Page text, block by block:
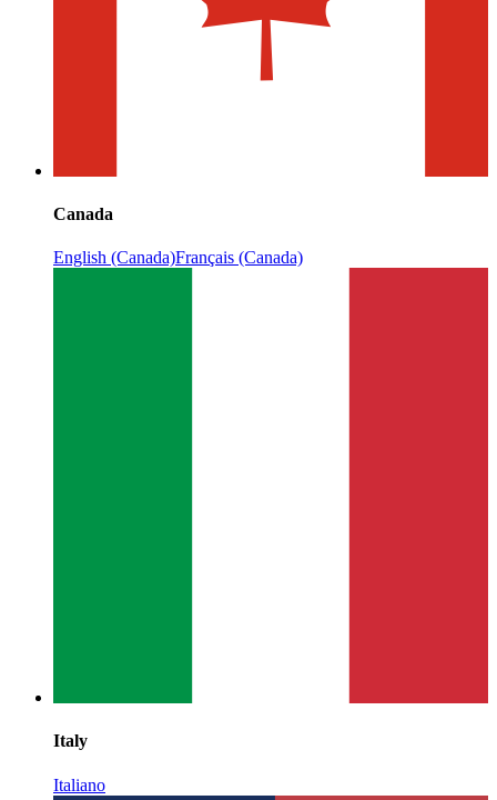
Canada
English (Canada)Français (Canada)
Italy
Italiano